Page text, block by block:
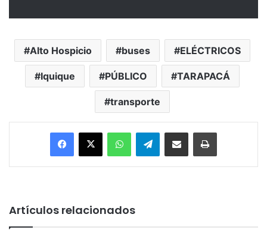
Alto Hospicio buses ELÉCTRICOS
Iquique PÚBLICO TARAPACÁ
transporte
Facebook
X WhatsAppTelegramEnviar vía email Imprimir
Artículos relacionados